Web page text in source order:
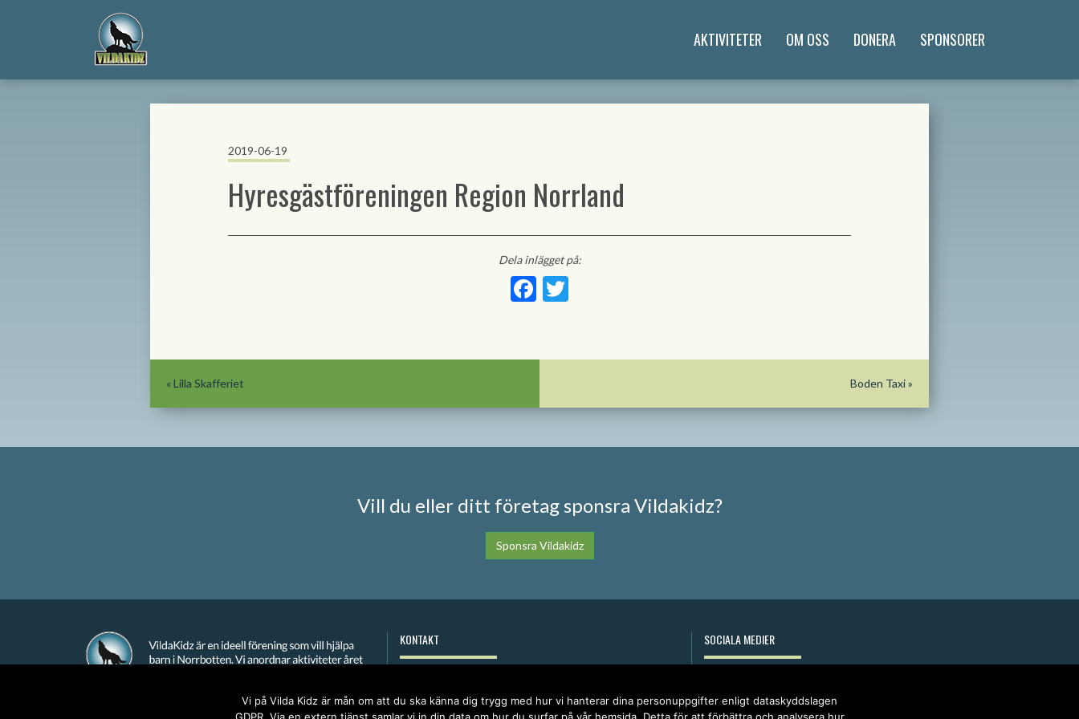
AKTIVITETER OM OSS DONERA SPONSORER
2019-06-19
Hyresgästföreningen Region Norrland
Dela inlägget på:
Facebook
Boden Taxi»
« Lilla Skafferiet
Vill du eller ditt företag sponsra Vildakidz?
Sponsra Vildakidz
KONTAKT
Integritetspolicy
SOCIALA MEDIER
Vi på Vilda Kidz är mån om att du ska känna dig trygg med hur vi hanterar dina personuppgifter enligt dataskyddslagen